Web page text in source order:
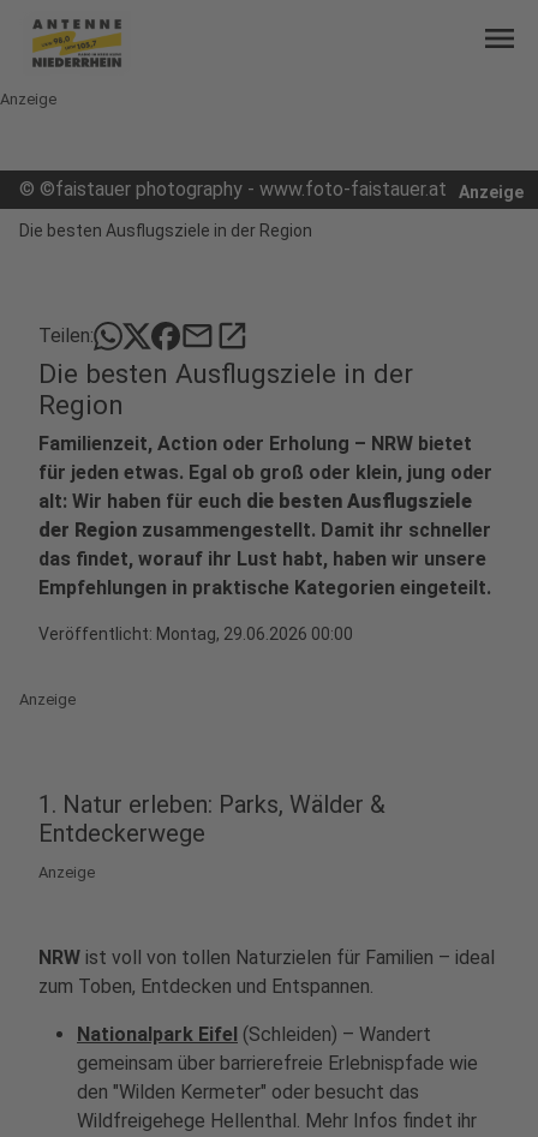
menu
Anzeige
Anzeige
© ©faistauer photography - www.foto-faistauer.at
Die besten Ausflugsziele in der Region
Teilen: mailopen_in_new
Die besten Ausflugsziele in der
Region
Familienzeit, Action oder Erholung – NRW bietet
für jeden etwas. Egal ob groß oder klein, jung oder
alt: Wir haben für euch die besten Ausflugsziele
der Region zusammengestellt. Damit ihr schneller
das findet, worauf ihr Lust habt, haben wir unsere
Empfehlungen in praktische Kategorien eingeteilt.
Veröffentlicht: Montag, 29.06.2026 00:00
Anzeige
1. Natur erleben: Parks, Wälder &
Entdeckerwege
Anzeige
NRW ist voll von tollen Naturzielen für Familien – ideal
zum Toben, Entdecken und Entspannen.
Nationalpark Eifel (Schleiden) – Wandert
gemeinsam über barrierefreie Erlebnispfade wie
den "Wilden Kermeter" oder besucht das
Wildfreigehege Hellenthal. Mehr Infos findet ihr